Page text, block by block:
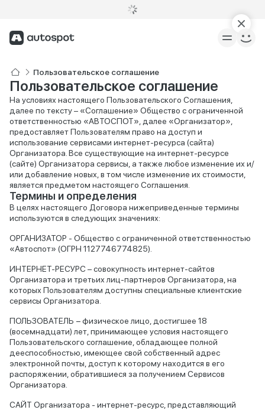
Пользовательское соглашение
Пользовательское соглашение
На условиях настоящего Пользовательского Соглашения,
далее по тексту – «Соглашение» Общество с ограниченной
ответственностью «АВТОСПОТ», далее «Организатор»,
предоставляет Пользователям право на доступ и
использование сервисами интернет-ресурса (сайта)
Организатора. Все существующие на интернет-ресурсе
(сайте) Организатора сервисы, а также любое изменение их и/
или добавление новых, в том числе изменение их стоимости,
является предметом настоящего Соглашения.
Термины и определения
В целях настоящего Договора нижеприведенные термины
используются в следующих значениях:
ОРГАНИЗАТОР - Общество с ограниченной ответственностью
«Автоспот» (ОГРН 1127746774825).
ИНТЕРНЕТ-РЕСУРС – совокупность интернет-сайтов
Организатора и третьих лиц-партнеров Организатора, на
которых Пользователям доступны специальные клиентские
сервисы Организатора.
ПОЛЬЗОВАТЕЛЬ − физическое лицо, достигшее 18
(восемнадцати) лет, принимающее условия настоящего
Пользовательского соглашение, обладающее полной
дееспособностью, имеющее свой собственный адрес
электронной почты, доступ к которому находится в его
распоряжении, обратившиеся за получением Сервисов
Организатора.
CАЙТ Организатора - интернет-ресурс, представляющий